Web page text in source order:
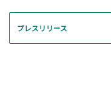
プレスリリース